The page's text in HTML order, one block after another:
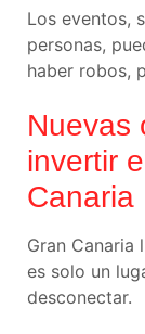
Los eventos,
personas,
haber robos,
Nuevas
invertir
Canaria
Gran Canaria
es solo un
desconectar.